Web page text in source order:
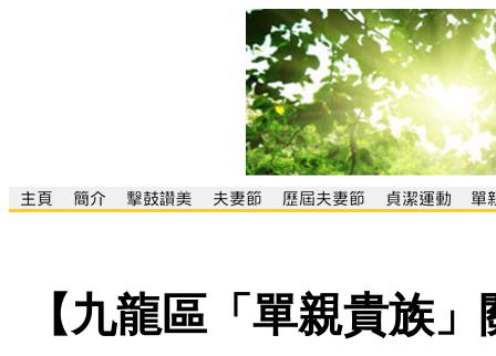
【九龍區「單親貴族